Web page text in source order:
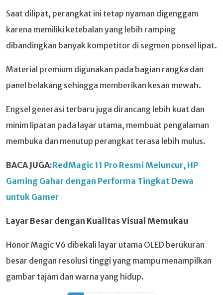
Saat dilipat, perangkat ini tetap nyaman digenggam
karena memiliki ketebalan yang lebih ramping
dibandingkan banyak kompetitor di segmen ponsel lipat.
Material premium digunakan pada bagian rangka dan
panel belakang sehingga memberikan kesan mewah.
Engsel generasi terbaru juga dirancang lebih kuat dan
minim lipatan pada layar utama, membuat pengalaman
membuka dan menutup perangkat terasa lebih mulus.
BACA JUGA:RedMagic 11 Pro Resmi Meluncur, HP
Gaming Gahar dengan Performa Tingkat Dewa
untuk Gamer
Layar Besar dengan Kualitas Visual Memukau
Honor Magic V6 dibekali layar utama OLED berukuran
besar dengan resolusi tinggi yang mampu menampilkan
gambar tajam dan warna yang hidup.